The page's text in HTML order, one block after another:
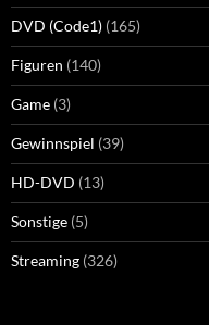
DVD (Code1) (165)
Figuren (140)
Game (3)
Gewinnspiel (39)
HD-DVD (13)
Sonstige (5)
Streaming (326)